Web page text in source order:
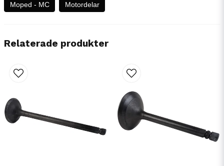
Moped - MC Motordelar
Relaterade produkter